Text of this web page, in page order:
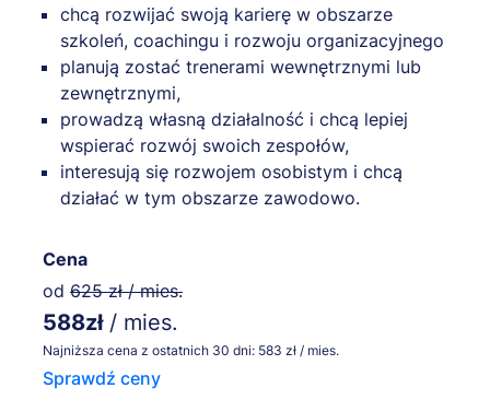
chcą rozwijać swoją karierę w obszarze
szkoleń, coachingu i rozwoju organizacyjnego
planują zostać trenerami wewnętrznymi lub
zewnętrznymi,
prowadzą własną działalność i chcą lepiej
wspierać rozwój swoich zespołów,
interesują się rozwojem osobistym i chcą
działać w tym obszarze zawodowo.
Cena
od 625 zł / mies.
588zł / mies.
Najniższa cena z ostatnich 30 dni: 583 zł / mies.
Sprawdź ceny